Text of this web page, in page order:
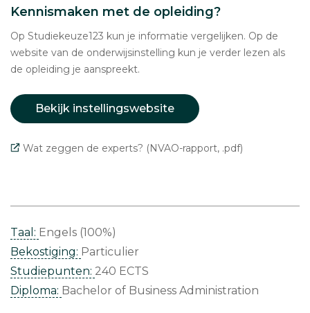
Kennismaken met de opleiding?
Op Studiekeuze123 kun je informatie vergelijken. Op de
website van de onderwijsinstelling kun je verder lezen als
de opleiding je aanspreekt.
Bekijk instellingswebsite
Wat zeggen de experts? (NVAO-rapport, .pdf)
Taal: Engels (100%)
Bekostiging: Particulier
Studiepunten: 240 ECTS
Diploma: Bachelor of Business Administration